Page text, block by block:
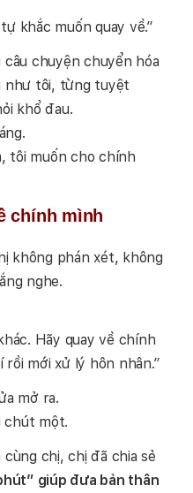
khắc muốn quay về.”
chuyện chuyển hóa
như tôi, từng tuyệt
khổ đau.
tôi muốn cho chính
chính mình
không phán xét, không
nghe.
Hãy quay về chính
mới xử lý hôn nhân.”
mở ra.
chút một.
chị, chị đã chia sẻ
giúp đưa bản thân